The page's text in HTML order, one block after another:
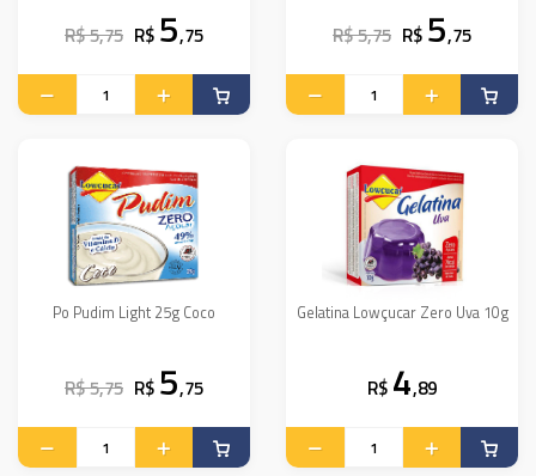
R$ 5,75 R$ 5,75 R$ 5,75 R$ 5,75
Po Pudim Light 25g Coco
R$ 5,75 R$ 5,75
Gelatina Lowçucar Zero Uva 10g
R$ 4,89